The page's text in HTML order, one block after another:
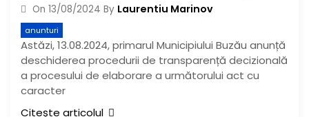
On 13/08/2024 By Laurentiu Marinov
anunturi
Astăzi, 13.08.2024, primarul Municipiului Buzău anunță
deschiderea procedurii de transparență decizională
a procesului de elaborare a următorului act cu
caracter
Citește articolul